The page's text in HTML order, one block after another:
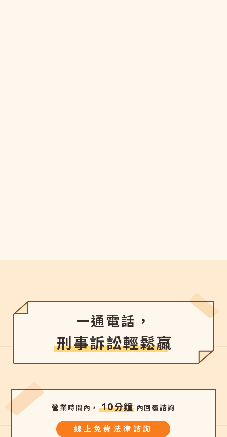
一通電話，
刑事訴訟輕鬆贏
營業時間內， 10分鐘 內回覆諮詢
線上免費法律諮詢